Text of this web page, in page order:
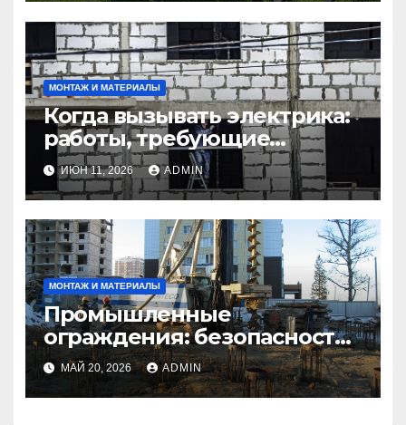
МОНТАЖ И МАТЕРИАЛЫ
Когда вызывать электрика:
работы, требующие
профессионала Электрик
круглосуточно
ИЮН 11, 2026 ADMIN
МОНТАЖ И МАТЕРИАЛЫ
Промышленные
ограждения: безопасность
и эффективность на
производственных
объектах
МАЙ 20, 2026 ADMIN